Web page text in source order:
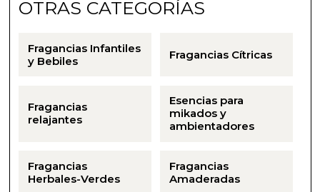
OTRAS CATEGORÍAS
Fragancias Infantiles
y Bebiles
Fragancias Cítricas
Fragancias
relajantes
Esencias para
mikados y
ambientadores
Fragancias
Herbales-Verdes
Fragancias
Amaderadas